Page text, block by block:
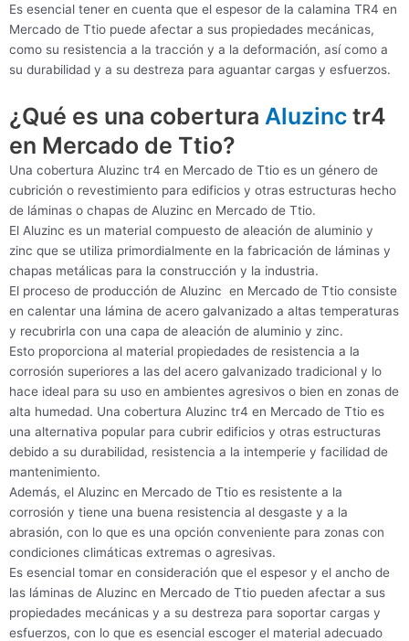
Es esencial tener en cuenta que el espesor de la calamina TR4 en
Mercado de Ttio puede afectar a sus propiedades mecánicas,
como su resistencia a la tracción y a la deformación, así como a
su durabilidad y a su destreza para aguantar cargas y esfuerzos.
¿Qué es una cobertura Aluzinc tr4
en Mercado de Ttio?
Una cobertura Aluzinc tr4 en Mercado de Ttio es un género de
cubrición o revestimiento para edificios y otras estructuras hecho
de láminas o chapas de Aluzinc en Mercado de Ttio.
El Aluzinc es un material compuesto de aleación de aluminio y
zinc que se utiliza primordialmente en la fabricación de láminas y
chapas metálicas para la construcción y la industria.
El proceso de producción de Aluzinc en Mercado de Ttio consiste
en calentar una lámina de acero galvanizado a altas temperaturas
y recubrirla con una capa de aleación de aluminio y zinc.
Esto proporciona al material propiedades de resistencia a la
corrosión superiores a las del acero galvanizado tradicional y lo
hace ideal para su uso en ambientes agresivos o bien en zonas de
alta humedad. Una cobertura Aluzinc tr4 en Mercado de Ttio es
una alternativa popular para cubrir edificios y otras estructuras
debido a su durabilidad, resistencia a la intemperie y facilidad de
mantenimiento.
Además, el Aluzinc en Mercado de Ttio es resistente a la
corrosión y tiene una buena resistencia al desgaste y a la
abrasión, con lo que es una opción conveniente para zonas con
condiciones climáticas extremas o agresivas.
Es esencial tomar en consideración que el espesor y el ancho de
las láminas de Aluzinc en Mercado de Ttio pueden afectar a sus
propiedades mecánicas y a su destreza para soportar cargas y
esfuerzos, con lo que es esencial escoger el material adecuado